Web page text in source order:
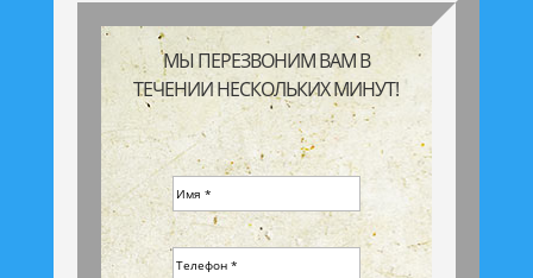
МЫ ПЕРЕЗВОНИМ ВАМ В
ТЕЧЕНИИ НЕСКОЛЬКИХ МИНУТ!